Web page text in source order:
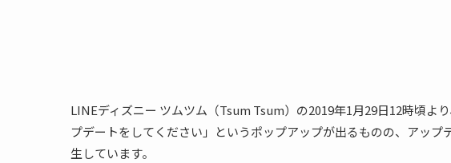
LINEディズニー ツムツム（Tsum Tsum）の2019年1月29日12時頃よ
プデートをしてください」というポップアップが出るものの、アッ
生しています。